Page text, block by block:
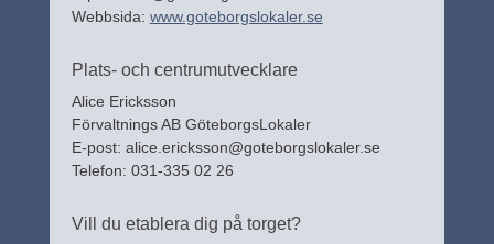
Webbsida: www.goteborgslokaler.se
Plats- och centrumutvecklare
Alice Ericksson
Förvaltnings AB GöteborgsLokaler
E-post: alice.ericksson@goteborgslokaler.se
Telefon: 031-335 02 26
Vill du etablera dig på torget?